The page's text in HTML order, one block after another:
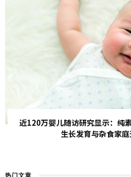
近120万婴儿随访研究显示：纯
生长发育与杂食家
热门文章